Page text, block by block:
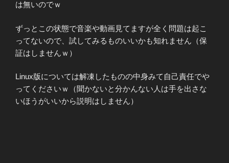
は無いのでｗ
ずっとこの状態で音楽や動画見てますが全く問題は起こ
ってないので、試してみるものいいかも知れません（保
証はしませんｗ）
Linux版については解凍したものの中身みて自己責任でや
ってくださいｗ（聞かないと分かんない人は手を出さな
いほうがいいから説明はしません）